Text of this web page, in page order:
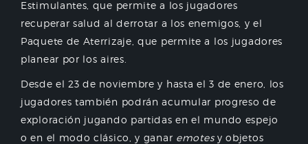
Estimulantes, que permite a los jugadores
recuperar salud al derrotar a los enemigos, y el
Paquete de Aterrizaje, que permite a los jugadores
planear por los aires.
Desde el 23 de noviembre y hasta el 3 de enero, los
jugadores también podrán acumular progreso de
exploración jugando partidas en el mundo espejo
o en el modo clásico, y ganar emotesy objetos